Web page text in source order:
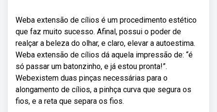
Weba extensão de cílios é um procedimento estético
que faz muito sucesso. Afinal, possui o poder de
realçar a beleza do olhar, e claro, elevar a autoestima.
Weba extensão de cílios dá aquela impressão de: “é
só passar um batonzinho, e já estou pronta!”.
Webexistem duas pinças necessárias para o
alongamento de cílios, a pinhça curva que segura os
fios, e a reta que separa os fios.